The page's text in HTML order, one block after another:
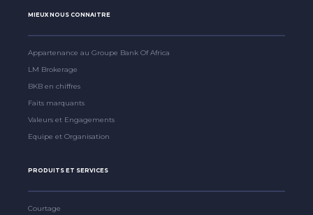
MIEUX NOUS CONNAITRE
Appartenance au Groupe Bank Of Africa
LM Brokerage
BKB en chiffres
Faits marquants
Valeurs et Engagements
Equipe et Organisation
PRODUITS ET SERVICES
Courtage